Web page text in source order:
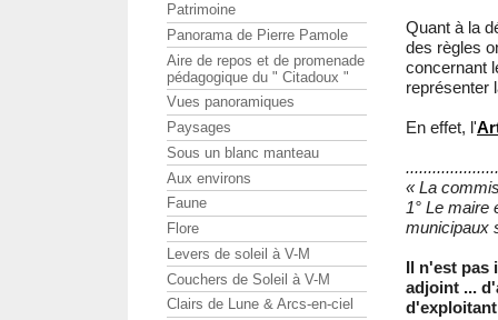
Quant à la
des règles
concernant
représenter
En effet, l'
« La
1° Le maire
municipaux
Il n'est pas
adjoint ...
Patrimoine
Panorama de Pierre Pamole
Aire de repos et de promenade
pédagogique du " Citadoux "
Vues panoramiques
Paysages
Sous un blanc manteau
Aux environs
Faune
Flore
Levers de soleil à V-M
Couchers de Soleil à V-M
Clairs de Lune & Arcs-en-ciel